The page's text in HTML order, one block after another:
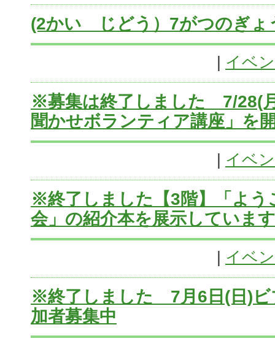
(2かい じどう）7がつのぎょ
イベ
※募集は終了しました 7/28(
聞かせボランティア講座」を
イベ
※終了しました【3階】「よう
会」の紹介本を展示しています
イベ
※終了しました 7月6日(日)ビ
加者募集中